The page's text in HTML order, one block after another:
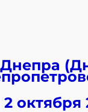
2 октября